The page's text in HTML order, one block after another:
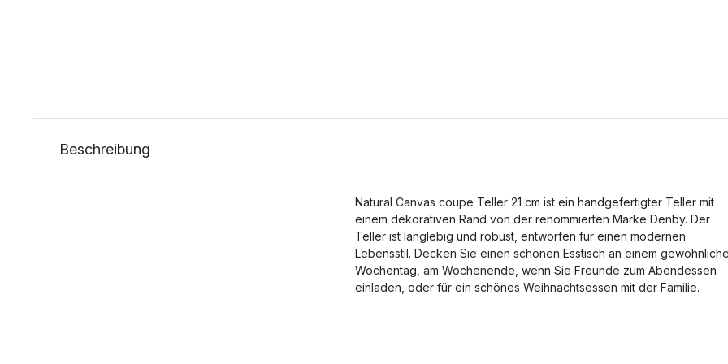
Beschreibung
Natural Canvas coupe Teller 21 cm ist ein handgefertigter Teller mit
einem dekorativen Rand von der renommierten Marke Denby. Der
Teller ist langlebig und robust, entworfen für einen modernen
Lebensstil. Decken Sie einen schönen Esstisch an einem
Wochentag, am Wochenende, wenn Sie Freunde zum Abendessen
einladen, oder für ein schönes Weihnachtsessen mit der Familie.